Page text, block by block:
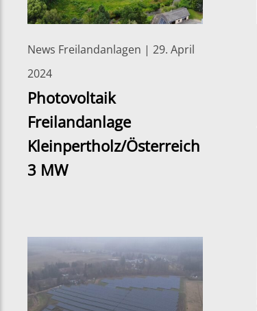
News Freilandanlagen | 29. April
2024
Photovoltaik
Freilandanlage
Kleinpertholz/Österreich
3 MW